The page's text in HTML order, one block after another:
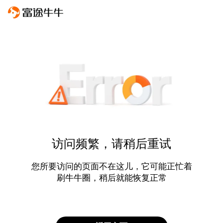
访问频繁，请稍后重试
您所要访问的页面不在这儿，它可能正忙着
刷牛牛圈，稍后就能恢复正常